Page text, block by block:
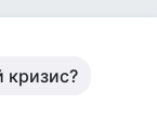
кризис?